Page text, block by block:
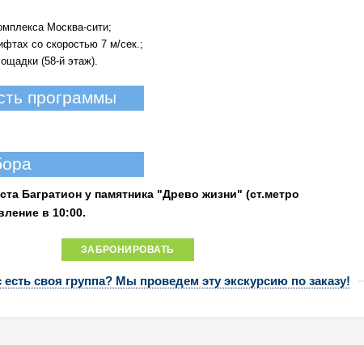
Москва-сити;
со скоростью 7 м/сек.;
(58-й этаж).
программы
Багратион у памятника "Древо жизни" (ст.метро
в 10:00.
ЗАБРОНИРОВАТЬ
есть своя группа? Мы проведем эту экскурсию по заказу!